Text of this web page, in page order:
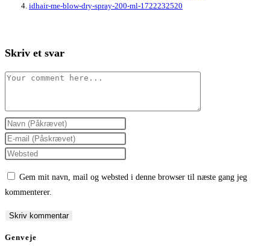
idhair-me-blow-dry-spray-200-ml-1722232520
Skriv et svar
Comment
Enter
your
name
comment
Enter
your
comment
Enter
(optional)
Gem mit navn, mail og websted i denne browser til næste gang jeg
kommenterer.
Genveje